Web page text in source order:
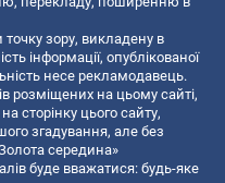
зору, викладену в
інформації, опублікованої
несе рекламодавець.
розміщених на цьому сайті,
сторінку цього сайту,
згадування, але без
середина»
буде вважатися: будь-яке